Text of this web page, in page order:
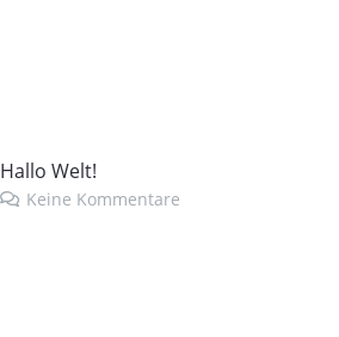
Hallo Welt!
Keine Kommentare